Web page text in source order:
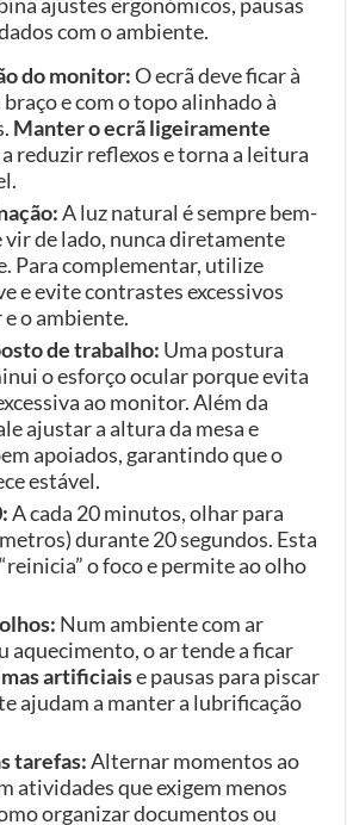
com o ambiente.
do monitor:O ecrã deve ficar à
e com o topo alinhado à
Manter o ecrã ligeiramente
reduzir reflexos e torna a leitura
A luz natural é sempre bem-
vir de lado, nunca diretamente
Para complementar, utilize
e evite contrastes excessivos
o ambiente.
de trabalho: Uma postura
o esforço ocular porque evita
ao monitor. Além da
ajustar a altura da mesa e
apoiados, garantindo que o
estável.
A cada 20 minutos, olhar para
durante 20 segundos. Esta
o foco e permite ao olho
Num ambiente com ar
aquecimento, o ar tende a ficar
artificiaise pausas para piscar
ajudam a manter a lubrificação
tarefas:Alternar momentos ao
atividades que exigem menos
organizar documentos ou